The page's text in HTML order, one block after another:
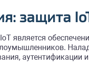
защита
является
аутентификации